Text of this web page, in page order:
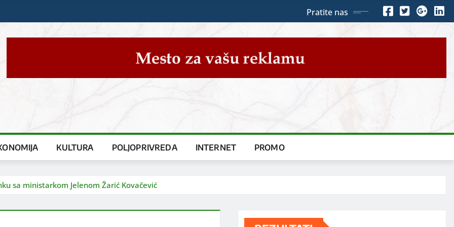
Pratite nas
KULTURA POLJOPRIVREDA INTERNET PROMO
sa ministarkom Jelenom Žarić Kovačević